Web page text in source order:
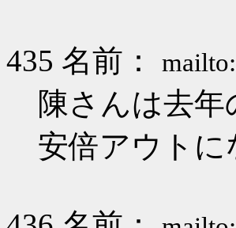
435 名前：
陳さんは去
安倍アウト